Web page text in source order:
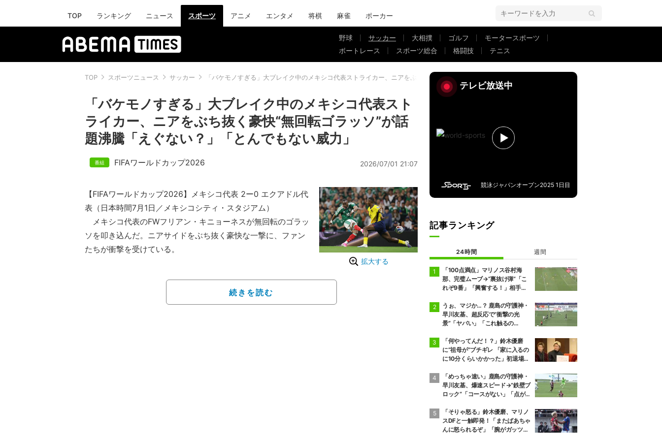
TOP ランキング ニュース スポーツ アニメ エンタメ 将棋 麻雀 ポーカー
野球 サッカー 大相撲 ゴルフ
モータースポーツ
ボートレース
スポーツ総合 格闘技 テニス
TOP スポーツニュース サッカー 「バケモノすぎる」大ブレイク中のメキシコ代表ストライカー、ニアをぶち抜く豪快“無回転ゴラッソ”が話題沸騰「えぐない？」「とんでもない威力」
「バケモノすぎる」大ブレイク中のメキシコ代表スト
ライカー、ニアをぶち抜く豪快“無回転ゴラッソ”が話
題沸騰「えぐない？」「とんでもない威力」
FIFAワールドカップ2026 2026/07/01 21:07
拡大する
【FIFAワールドカップ2026】メキシコ代表 2ー0 エクアドル代
表（日本時間7月1日／メキシコシティ・スタジアム）
メキシコ代表のFWフリアン・キニョーネスが無回転のゴラッ
ソを叩き込んだ。ニアサイドをぶち抜く豪快な一撃に、ファン
たちが衝撃を受けている。
続きを読む
テレビ放送中
競泳ジャパンオープン2025 1日目
記事ランキング
24時間 週間
「100点満点」マリノス谷村海
那、完璧ムーブ→“裏抜け弾”「こ
れぞ9番」「興奮する！」相手守
出し”
うぉ、マジか…？ 鹿島の守護神・
早川友基、超反応で“衝撃の光
景”「ヤバい」「これ触るの
本“スーパーセーブ”
「何やってんだ！？」鈴木優磨
に“祖母が”ブチギレ 「家に入るの
に10分くらいかかった」初退場の
「めっちゃ速い」鹿島の守護神・
早川友基、爆速スピード→“鉄壁ブ
ロック”「コースがない」「点が
飛び出しでビッグセーブ
「そりゃ怒る」鈴木優磨、マリノ
スDFと一触即発！「またばあちゃ
んに怒られるぞ」「腕がガッツリ